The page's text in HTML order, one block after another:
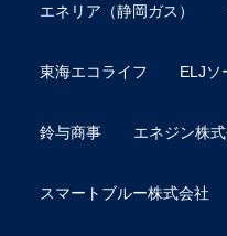
エネリア（静岡ガス）
東海エコライフ ELJソ
鈴与商事 エネジン株
スマートブルー株式会社